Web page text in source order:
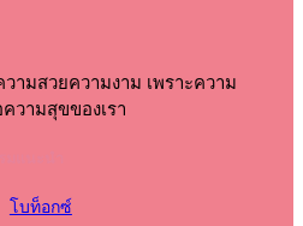
ามสวยความงาม เพราะความ
วามสุขของเรา
โบท็อกซ์